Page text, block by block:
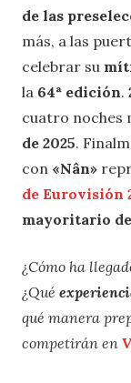
de las
más, a las
celebrar su
la 64ª edición.
cuatro noches
de 2025.
con «Nân»
de Eurovisión
mayoritario
¿Cómo ha
¿Qué
qué manera
competirán en